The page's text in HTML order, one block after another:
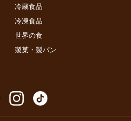
冷蔵食品
冷凍食品
世界の食
製菓・製パン